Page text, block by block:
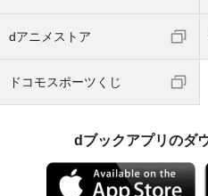
dアニメストア
ドコモスポーツくじ
dブックアプリのダ